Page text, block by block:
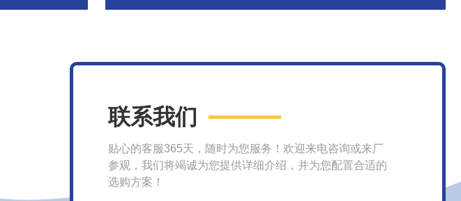
联系我们
贴心的客服365天，随时为您服务！欢迎来电咨询或来厂
参观，我们将竭诚为您提供详细介绍，并为您配置合适的
选购方案！